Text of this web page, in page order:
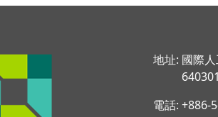
地址: 國際
640301
電話: +886-